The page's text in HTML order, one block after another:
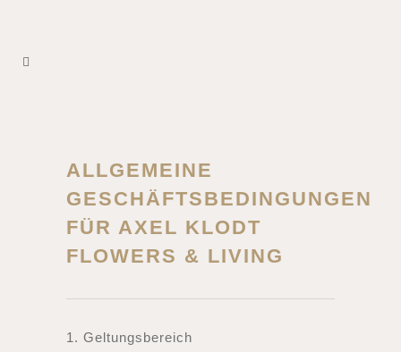
ALLGEMEINE
GESCHÄFTSBEDINGUNGEN
FÜR AXEL KLODT
FLOWERS & LIVING
1. Geltungsbereich